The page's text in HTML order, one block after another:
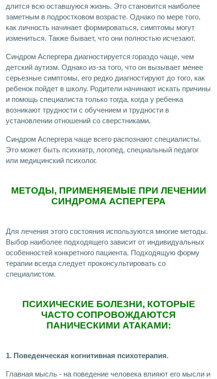
длится всю оставшуюся жизнь. Это становится наиболее
заметным в подростковом возрасте. Однако по мере того,
как личность начинает формироваться, симптомы могут
измениться. Также бывает, что они полностью исчезают.
Синдром Аспергера диагностируется гораздо чаще, чем
детский аутизм. Однако из-за того, что он вызывает менее
серьезные симптомы, его редко диагностируют до того, как
ребенок пойдет в школу. Родители начинают искать причины
и помощь специалиста только тогда, когда у ребенка
возникают трудности с обучением и трудности в
установлении отношений со сверстниками.
Синдром Аспергера чаще всего распознают специалисты.
Это может быть психиатр, логопед, специальный педагог
или медицинский психолог.
МЕТОДЫ, ПРИМЕНЯЕМЫЕ ПРИ ЛЕЧЕНИИ
СИНДРОМА АСПЕРГЕРА
Для лечения этого состояния используются многие методы.
Выбор наиболее подходящего зависит от индивидуальных
особенностей конкретного пациента. Подходящую форму
терапии всегда следует проконсультировать со
специалистом.
ПСИХИЧЕСКИЕ БОЛЕЗНИ, КОТОРЫЕ
ЧАСТО СОПРОВОЖДАЮТСЯ
ПАНИЧЕСКИМИ АТАКАМИ:
1. Поведенческая когнитивная психотерапия.
Главная мысль - на поведение человека влияют его мысли и